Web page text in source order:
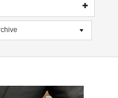
銀座
年6月 [2]